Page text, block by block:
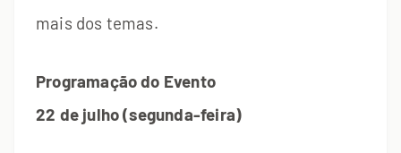
mais dos temas.
Programação do Evento
22 de julho (segunda-feira)